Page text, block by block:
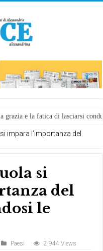
grazia e la fatica di lasciarsi
impara l’importanza del
si
del
le
Paesi 2,944 Views